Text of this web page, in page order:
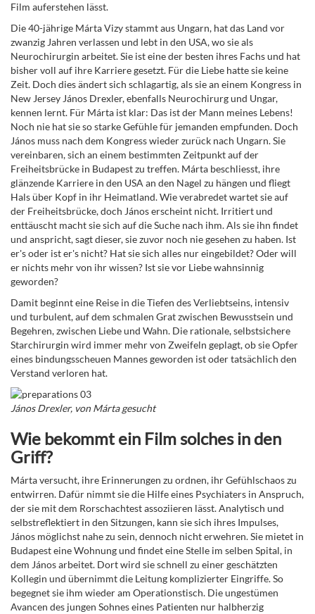
Film auferstehen lässt.
Die 40-jährige Márta Vizy stammt aus Ungarn, hat das Land vor
zwanzig Jahren verlassen und lebt in den USA, wo sie als
Neurochirurgin arbeitet. Sie ist eine der besten ihres Fachs und hat
bisher voll auf ihre Karriere gesetzt. Für die Liebe hatte sie keine
Zeit. Doch dies ändert sich schlagartig, als sie an einem Kongress in
New Jersey János Drexler, ebenfalls Neurochirurg und Ungar,
kennen lernt. Für Márta ist klar: Das ist der Mann meines Lebens!
Noch nie hat sie so starke Gefühle für jemanden empfunden. Doch
János muss nach dem Kongress wieder zurück nach Ungarn. Sie
vereinbaren, sich an einem bestimmten Zeitpunkt auf der
Freiheitsbrücke in Budapest zu treffen. Márta beschliesst, ihre
glänzende Karriere in den USA an den Nagel zu hängen und fliegt
Hals über Kopf in ihr Heimatland. Wie verabredet wartet sie auf
der Freiheitsbrücke, doch János erscheint nicht. Irritiert und
enttäuscht macht sie sich auf die Suche nach ihm. Als sie ihn findet
und anspricht, sagt dieser, sie zuvor noch nie gesehen zu haben. Ist
er's oder ist er's nicht? Hat sie sich alles nur eingebildet? Oder will
er nichts mehr von ihr wissen? Ist sie vor Liebe wahnsinnig
geworden?
Damit beginnt eine Reise in die Tiefen des Verliebtseins, intensiv
und turbulent, auf dem schmalen Grat zwischen Bewusstsein und
Begehren, zwischen Liebe und Wahn. Die rationale, selbstsichere
Starchirurgin wird immer mehr von Zweifeln geplagt, ob sie Opfer
eines bindungsscheuen Mannes geworden ist oder tatsächlich den
Verstand verloren hat.
János Drexler, von Márta gesucht
Wie bekommt ein Film solches in den
Griff?
Márta versucht, ihre Erinnerungen zu ordnen, ihr Gefühlschaos zu
entwirren. Dafür nimmt sie die Hilfe eines Psychiaters in Anspruch,
der sie mit dem Rorschachtest assoziieren lässt. Analytisch und
selbstreflektiert in den Sitzungen, kann sie sich ihres Impulses,
János möglichst nahe zu sein, dennoch nicht erwehren. Sie mietet in
Budapest eine Wohnung und findet eine Stelle im selben Spital, in
dem János arbeitet. Dort wird sie schnell zu einer geschätzten
Kollegin und übernimmt die Leitung komplizierter Eingriffe. So
begegnet sie ihm wieder am Operationstisch. Die ungestümen
Avancen des jungen Sohnes eines Patienten nur halbherzig